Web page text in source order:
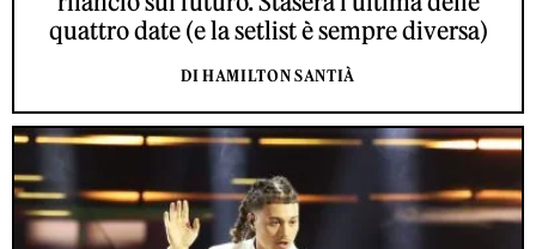
quattro date (e la setlist è sempre diversa)
DI HAMILTON SANTIÀ